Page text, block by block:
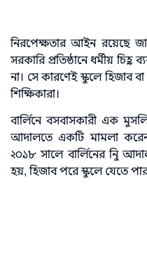
নিরপেক্ষতার আইন রয়েছে
সরকারি প্রতিষ্ঠানে ধর্মীয়
না। সে কারণেই স্কুলে হিজাব
শিক্ষিকারা।
বার্লিনে বসবাসকারী এক
আদালতে একটি মামলা
২০১৮ সালে বার্লিনের নিু
হয়, হিজাব পরে স্কুলে যেতে